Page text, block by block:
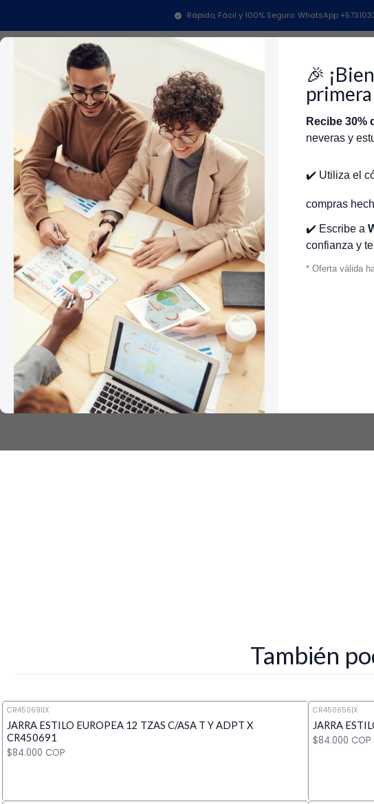
🎉
Recibe 30%
neveras y
✔️ Utiliza el
compras
✔️ Escribe a
confianza y
* Oferta válida
Categorías
Rápido, Fácil y 100% Seguro. WhatsApp
Inicio
También
CR450691|X
JARRA ESTILO EUROPEA 12 TZAS C/ASA T Y ADPT X
CR450691
$84.000 COP
CR450656|X
JARRA
$84.000 COP